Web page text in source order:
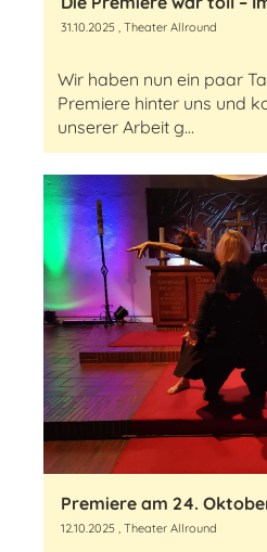
31.10.2025 , Theater Allround
Wir haben nun ein paar
Premiere hinter uns und
unserer Arbeit g...
12.10.2025 , Theater Allround